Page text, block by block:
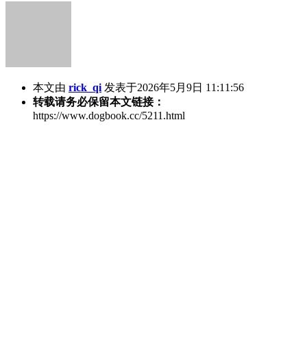
本文由 rick_qi 发表于2026年5月9日 11:11:56
转载请务必保留本文链接：
https://www.dogbook.cc/5211.html